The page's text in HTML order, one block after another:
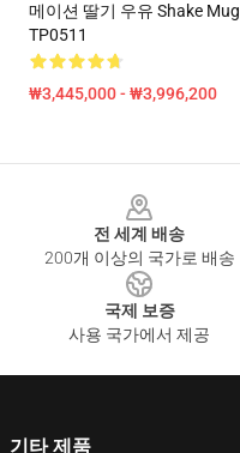
메이션 딸기 우유 Shake Mug
TP0511
₩3,445,000 - ₩3,996,200
전 세계 배송
200개 이상의 국가로 배송
국제 보증
사용 국가에서 제공
기타 제품